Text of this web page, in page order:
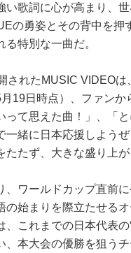
い歌詞に心が高まり、
の勇姿とその背中を押
特別な一曲だ。
れたMUSIC VIDEOは
19日時点）、ファンか
って思えた曲！」、「
緒に日本応援しようぜ
たたず、大きな盛り上が
ワールドカップ直前に
の始まりを際立たせる
、これまでの日本代表の
、本大会の優勝を狙うチ